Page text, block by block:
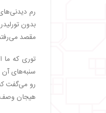
رم
بدون
مقصد
توری که ما
سنبه‌های
رو می‌گفت
هیجان